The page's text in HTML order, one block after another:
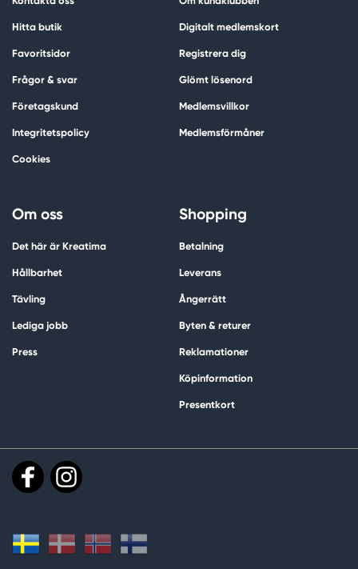
Hitta butik
Favoritsidor
Frågor & svar
Företagskund
Integritetspolicy
Cookies
Digitalt medlemskort
Registrera dig
Glömt lösenord
Medlemsvillkor
Medlemsförmåner
Om oss
Det här är Kreatima
Hållbarhet
Tävling
Lediga jobb
Press
Shopping
Betalning
Leverans
Ångerrätt
Byten & returer
Reklamationer
Köpinformation
Presentkort